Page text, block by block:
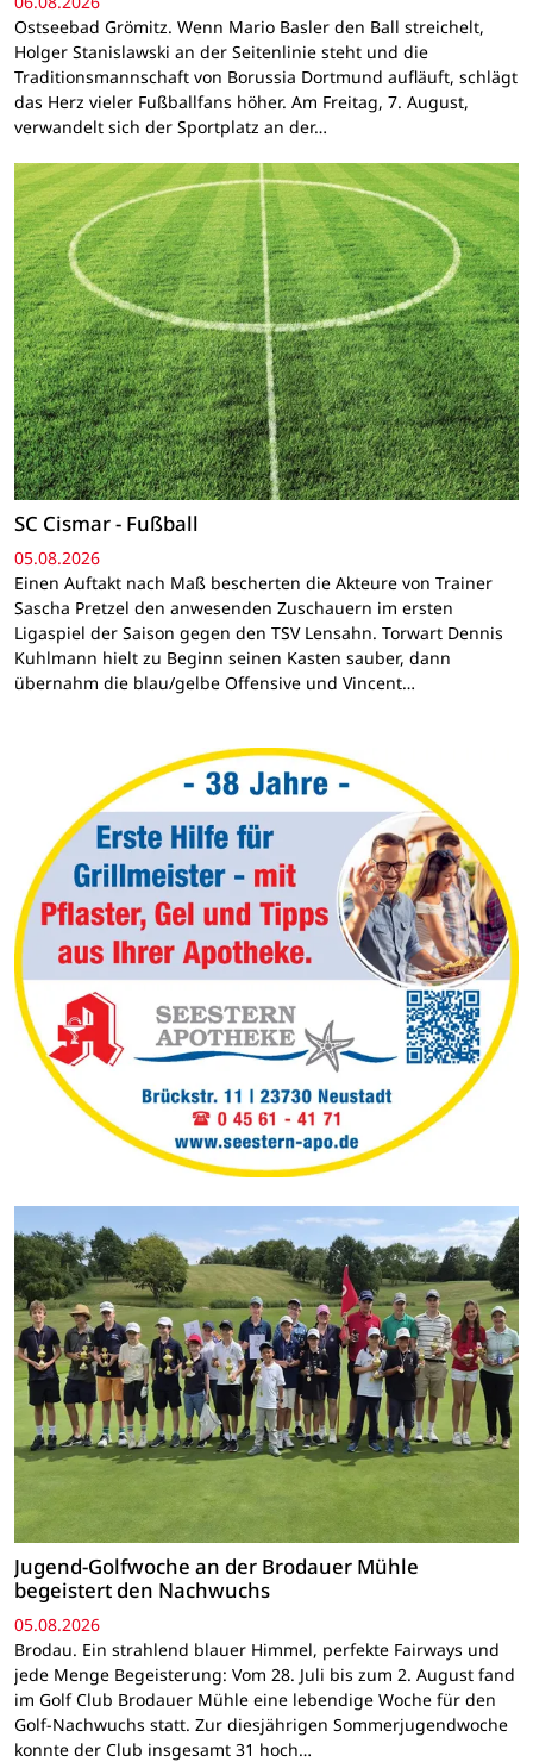
Ostseebad Grömitz. Wenn Mario Basler den Ball streichelt,
Holger Stanislawski an der Seitenlinie steht und die
Traditionsmannschaft von Borussia Dortmund aufläuft, schlägt
das Herz vieler Fußballfans höher. Am Freitag, 7. August,
verwandelt sich der Sportplatz an der…
SC Cismar - Fußball
05.08.2026
Einen Auftakt nach Maß bescherten die Akteure von Trainer
Sascha Pretzel den anwesenden Zuschauern im ersten
Ligaspiel der Saison gegen den TSV Lensahn. Torwart Dennis
Kuhlmann hielt zu Beginn seinen Kasten sauber, dann
übernahm die blau/gelbe Offensive und Vincent…
Jugend-Golfwoche an der Brodauer Mühle
begeistert den Nachwuchs
05.08.2026
Brodau. Ein strahlend blauer Himmel, perfekte Fairways und
jede Menge Begeisterung: Vom 28. Juli bis zum 2. August fand
im Golf Club Brodauer Mühle eine lebendige Woche für den
Golf-Nachwuchs statt. Zur diesjährigen Sommerjugendwoche
konnte der Club insgesamt 31 hoch…